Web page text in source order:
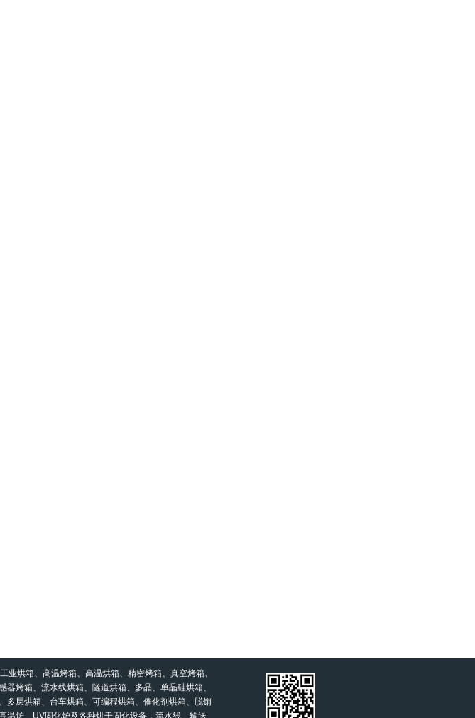
烘箱、高温烤箱、高温烘箱、精密烤箱、真空烤箱、
烤箱、流水线烘箱、隧道烘箱、多晶、单晶硅烘箱、
多层烘箱、台车烘箱、可编程烘箱、催化剂烘箱、脱销
温炉、UV固化炉及各种烘干固化设备，流水线、输送